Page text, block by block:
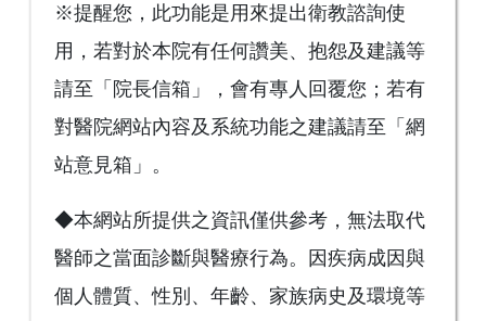
※提醒您，此功能是用來提出衛教諮詢使
用，若對於本院有任何讚美、抱怨及建議等
請至「院長信箱」，會有專人回覆您；若有
對醫院網站內容及系統功能之建議請至「網
站意見箱」。
◆本網站所提供之資訊僅供參考，無法取代
醫師之當面診斷與醫療行為。因疾病成因與
個人體質、性別、年齡、家族病史及環境等